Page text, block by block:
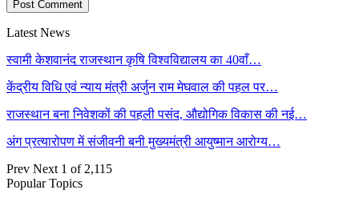
Latest News
स्वामी केशवानंद राजस्थान कृषि विश्वविद्यालय का 40वाँ…
केंद्रीय विधि एवं न्याय मंत्री अर्जुन राम मेघवाल की पहल पर…
राजस्थान बना निवेशकों की पहली पसंद, औद्योगिक विकास की नई…
अंग प्रत्यारोपण में संजीवनी बनी मुख्यमंत्री आयुष्मान आरोग्य…
Prev Next 1 of 2,115
Popular Topics